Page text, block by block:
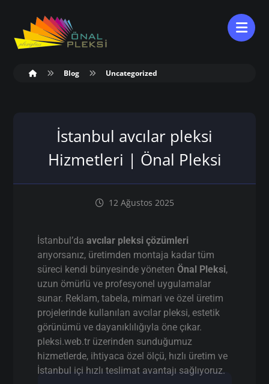
Blog Uncategorized
İstanbul avcılar pleksi
Hizmetleri | Önal Pleksi
12 Ağustos 2025
İstanbul’daavcılar pleksi çözümleri
arıyorsanız, üretimden montaja kadar tüm
süreci kendi bünyesinde yönetenÖnal Pleksi,
uzun ömürlü ve profesyonel uygulamalar
sunar. Reklam, tabela, mimari ve özel üretim
projelerinde kullanılan avcılar pleksi, estetik
görünümü ve dayanıklılığıyla öne çıkar.
pleksi.web.tr üzerinden sunduğumuz
hizmetlerde, ihtiyaca özel ölçü, hızlı üretim ve
İstanbul içi hızlı teslimat avantajı sağlıyoruz.